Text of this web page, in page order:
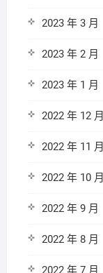
2023 年 3 月
2023 年 2 月
2023 年 1 月
2022 年 12 月
2022 年 11 月
2022 年 10 月
2022 年 9 月
2022 年 8 月
2022 年 7 月